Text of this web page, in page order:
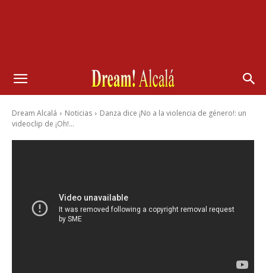
Dream Alcalá Noticias
Danza dice ¡No a la violencia de género!: un
videoclip de ¡Oh!...